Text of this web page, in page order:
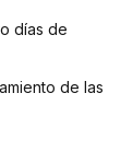
días de
de las